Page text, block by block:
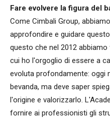
Fare evolvere la figura del
Come Cimbali Group,
approfondire e guidare
questo che nel 2012
cui ho l'orgoglio di essere a
evoluta profondamente: oggi
bevanda, ma deve saper
l'origine e valorizzarlo.
fornire ai professionisti gli